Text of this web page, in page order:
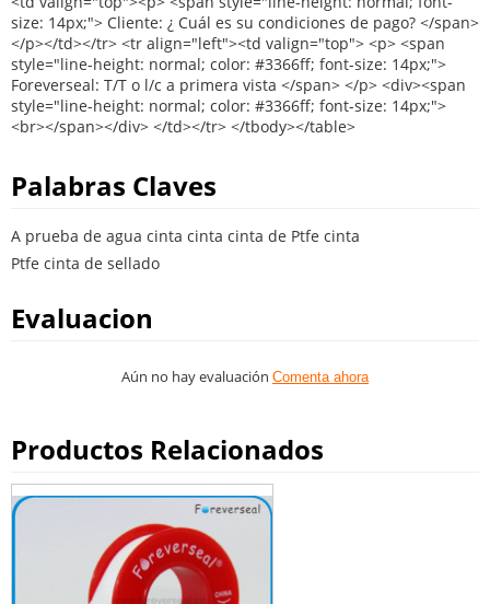
Palabras Claves
A prueba de agua cinta cinta cinta de Ptfe cinta
Ptfe cinta de sellado
Evaluacion
Aún no hay evaluación Comenta ahora
Productos Relacionados